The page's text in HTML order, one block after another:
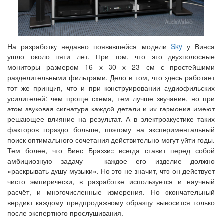
На разработку недавно появившейся модели Skyу Винса
ушло около пяти лет. При том, что это двухполосные
мониторы размером 16 х 30 х 23 см с простейшими
разделительными фильтрами. Дело в том, что здесь работает
тот же принцип, что и при конструировании аудиофильских
усилителей: чем проще схема, тем лучше звучание, но при
этом звуковая сигнатура каждой детали и их гармония имеют
решающее влияние на результат. А в электроакустике таких
факторов гораздо больше, поэтому на экспериментальный
поиск оптимального сочетания действительно могут уйти годы.
Тем более, что Винс Браззис всегда ставит перед собой
амбициозную задачу – каждое его изделие должно
«раскрывать душу музыки». Но это не значит, что он действует
чисто эмпирически, в разработке используется и научный
расчёт, и многочисленные измерения. Но окончательный
вердикт каждому предпродажному образцу выносится только
после экспертного прослушивания.